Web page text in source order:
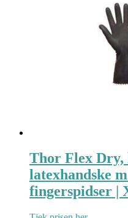
Thor Flex Dry,
latexhandske
fingerspidser |